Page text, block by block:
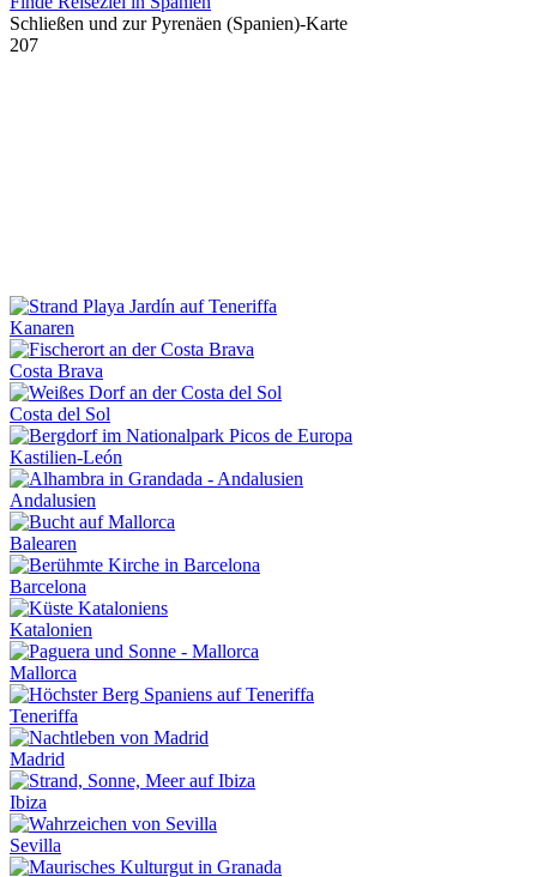
Schließen und zur Pyrenäen (Spanien)-Karte
207
Kanaren
Costa Brava
Costa del Sol
Kastilien-León
Andalusien
Balearen
Barcelona
Katalonien
Mallorca
Teneriffa
Madrid
Ibiza
Sevilla